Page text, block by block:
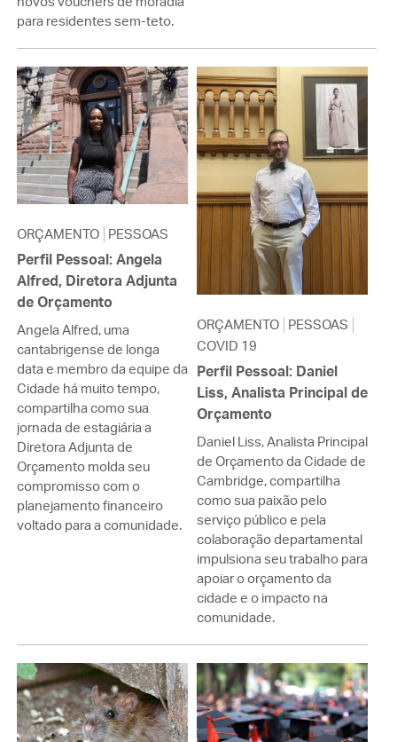
para residentes sem-teto.
ORÇAMENTO PESSOAS
Perfil Pessoal: Angela
Alfred, Diretora Adjunta
de Orçamento
Angela Alfred, uma
cantabrigense de longa
data e membro da equipe da
Cidade há muito tempo,
compartilha como sua
jornada de estagiária a
Diretora Adjunta de
Orçamento molda seu
compromisso com o
planejamento financeiro
voltado para a comunidade.
ORÇAMENTO PESSOAS
COVID 19
Perfil Pessoal: Daniel
Liss, Analista Principal de
Orçamento
Daniel Liss, Analista Principal
de Orçamento da Cidade de
Cambridge, compartilha
como sua paixão pelo
serviço público e pela
colaboração departamental
impulsiona seu trabalho para
apoiar o orçamento da
cidade e o impacto na
comunidade.